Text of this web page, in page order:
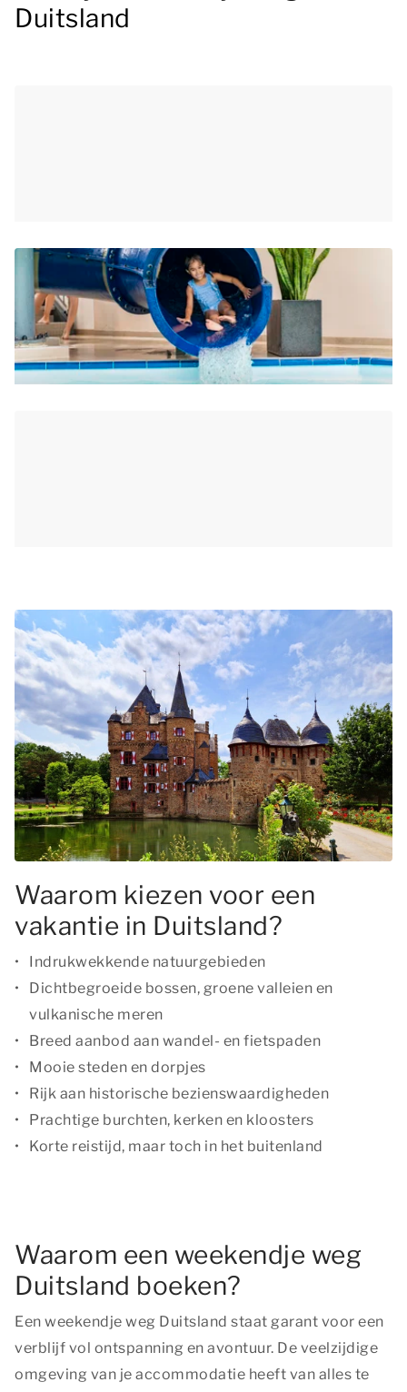
Duitsland
Waarom kiezen voor een
vakantie in Duitsland?
Indrukwekkende natuurgebieden
Dichtbegroeide bossen, groene valleien en
vulkanische meren
Breed aanbod aan wandel- en fietspaden
Mooie steden en dorpjes
Rijk aan historische bezienswaardigheden
Prachtige burchten, kerken en kloosters
Korte reistijd, maar toch in het buitenland
Waarom een weekendje weg
Duitsland boeken?
Een weekendje weg Duitsland staat garant voor een
verblijf vol ontspanning en avontuur. De veelzijdige
omgeving van je accommodatie heeft van alles te